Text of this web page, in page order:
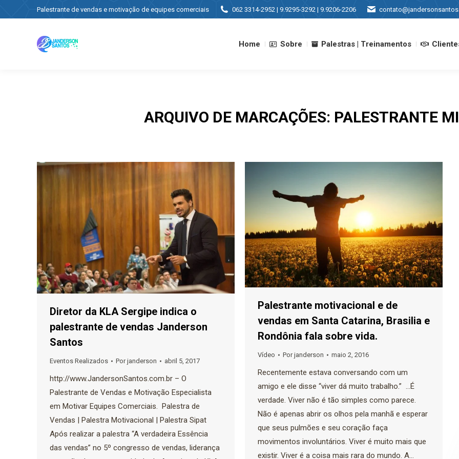
Palestrante de vendas e motivação de equipes comerciais 062 3314-2952 | 9.9295-3292 | 9.9206-2206
Home Sobre Palestras | Treinamentos
ARQUIVO DE MARCAÇÕES: PALESTRANTE
Diretor da KLA Sergipe indica o
palestrante de vendas Janderson
Santos
Eventos Realizados Porjanderson abril 5, 2017
http://www.JandersonSantos.com.br – O
Palestrante de Vendas e Motivação Especialista
em Motivar Equipes Comerciais. Palestra de
Vendas | Palestra Motivacional | Palestra Sipat
Após realizar a palestra “A verdadeira Essência
das vendas” no 5º congresso de vendas, liderança
Palestrante motivacional e de
vendas em Santa Catarina, Brasilia e
Rondônia fala sobre vida.
Vídeo Porjanderson maio 2, 2016
Recentemente estava conversando com um
amigo e ele disse “viver dá muito trabalho.” …É
verdade. Viver não é tão simples como parece.
Não é apenas abrir os olhos pela manhã e esperar
que seus pulmões e seu coração faça
movimentos involuntários. Viver é muito mais que
existir. Viver é a coisa mais rara do mundo. A…
Palestras | Treinamentos